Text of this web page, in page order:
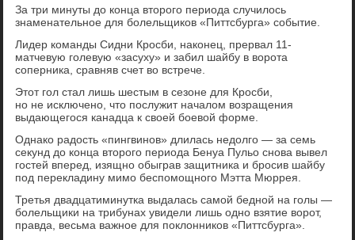
За три минуты до конца второго периода случилось
знаменательное для болельщиков «Питтсбурга» событие.
Лидер команды Сидни Кросби, наконец, прервал 11-
матчевую голевую «засуху» и забил шайбу в ворота
соперника, сравняв счет во встрече.
Этот гол стал лишь шестым в сезоне для Кросби,
но не исключено, что послужит началом возращения
выдающегося канадца к своей боевой форме.
Однако радость «пингвинов» длилась недолго — за семь
секунд до конца второго периода Бенуа Пульо снова вывел
гостей вперед, изящно обыграв защитника и бросив шайбу
под перекладину мимо беспомощного Мэтта Мюррея.
Третья двадцатиминутка выдалась самой бедной на голы —
болельщики на трибунах увидели лишь одно взятие ворот,
правда, весьма важное для поклонников «Питтсбурга».